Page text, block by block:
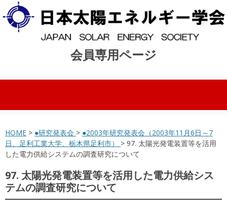
会員専用ページ
コンテンツへスキップ
HOME > ●研究発表会 > ●2003年研究発表会（2003年11月6日～7
日、足利工業大学、栃木県足利市） > 97. 太陽光発電装置等を活用
した電力供給システムの調査研究について
97. 太陽光発電装置等を活用した電力供給シス
テムの調査研究について